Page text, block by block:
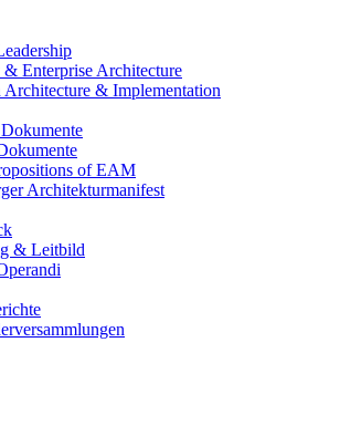
& Enterprise Architecture
Architecture & Implementation
of EAM
Architekturmanifest
& Leitbild